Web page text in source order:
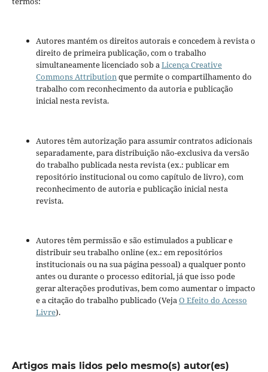
Autores mantém os direitos autorais e concedem à revista o
direito de primeira publicação, com o trabalho
simultaneamente licenciado sob aLicença Creative
Commons Attributionque permite o compartilhamento do
trabalho com reconhecimento da autoria e publicação
inicial nesta revista.
Autores têm autorização para assumir contratos adicionais
separadamente, para distribuição não-exclusiva da versão
do trabalho publicada nesta revista (ex.: publicar em
repositório institucional ou como capítulo de livro), com
reconhecimento de autoria e publicação inicial nesta
revista.
Autores têm permissão e são estimulados a publicar e
distribuir seu trabalho online (ex.: em repositórios
institucionais ou na sua página pessoal) a qualquer ponto
antes ou durante o processo editorial, já que isso pode
gerar alterações produtivas, bem como aumentar o impacto
e a citação do trabalho publicado (Veja O Efeito do Acesso
Livre).
Artigos mais lidos pelo mesmo(s) autor(es)